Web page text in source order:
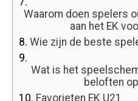
Waarom doen spelers
aan het EK
8. Wie zijn de beste
9.
Wat is het
beloften
10. Favorieten EK U21